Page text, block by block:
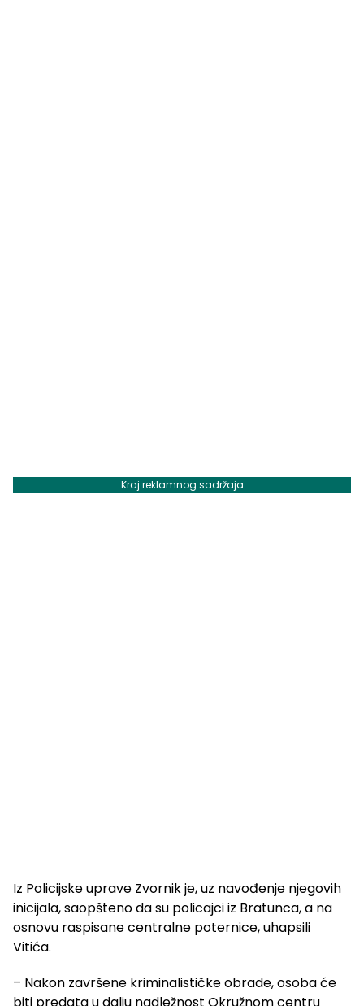
Kraj reklamnog sadržaja
Iz Policijske uprave Zvornik je, uz navođenje njegovih
inicijala, saopšteno da su policajci iz Bratunca, a na
osnovu raspisane centralne poternice, uhapsili
Vitića.
– Nakon završene kriminalističke obrade, osoba će